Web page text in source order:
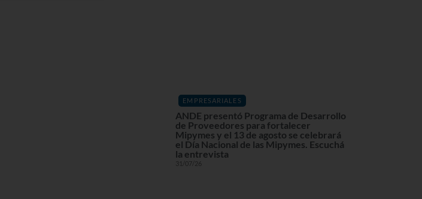
EMPRESARIALES
ANDE presentó Programa de Desarrollo
de Proveedores para fortalecer
Mipymes y el 13 de agosto se celebrará
el Día Nacional de las Mipymes. Escuchá
la entrevista
31/07/26